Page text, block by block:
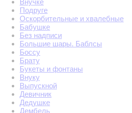
Внучке
Подруге
Оскорбительные и хвалебные
Бабушке
Без надписи
Большие шары. Баблсы
Боссу
Брату
Букеты и фонтаны
Внуку
Выпускной
Девичник
Дедушке
Дембель